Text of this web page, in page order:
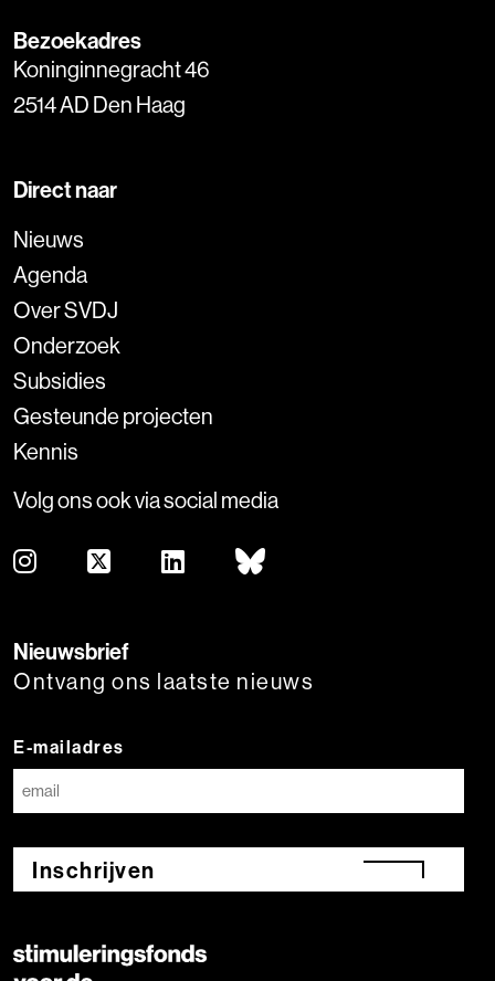
Bezoekadres
Koninginnegracht 46
2514 AD Den Haag
Direct naar
Nieuws
Agenda
Over SVDJ
Onderzoek
Subsidies
Gesteunde projecten
Kennis
Volg ons ook via social media
Nieuwsbrief
Ontvang ons laatste nieuws
E-mailadres
Inschrijven